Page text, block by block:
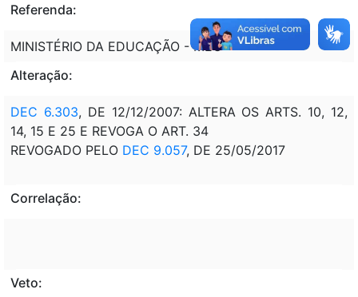
Referenda:
MINISTÉRIO DA EDUCAÇÃO - MEC
Alteração:
DEC 6.303, DE 12/12/2007: ALTERA OS ARTS. 10, 12,
14, 15 E 25 E REVOGA O ART. 34
REVOGADO PELO DEC 9.057, DE 25/05/2017
Correlação:
Veto: